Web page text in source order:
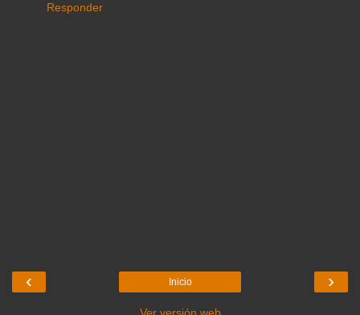
Responder
‹ ›
Inicio